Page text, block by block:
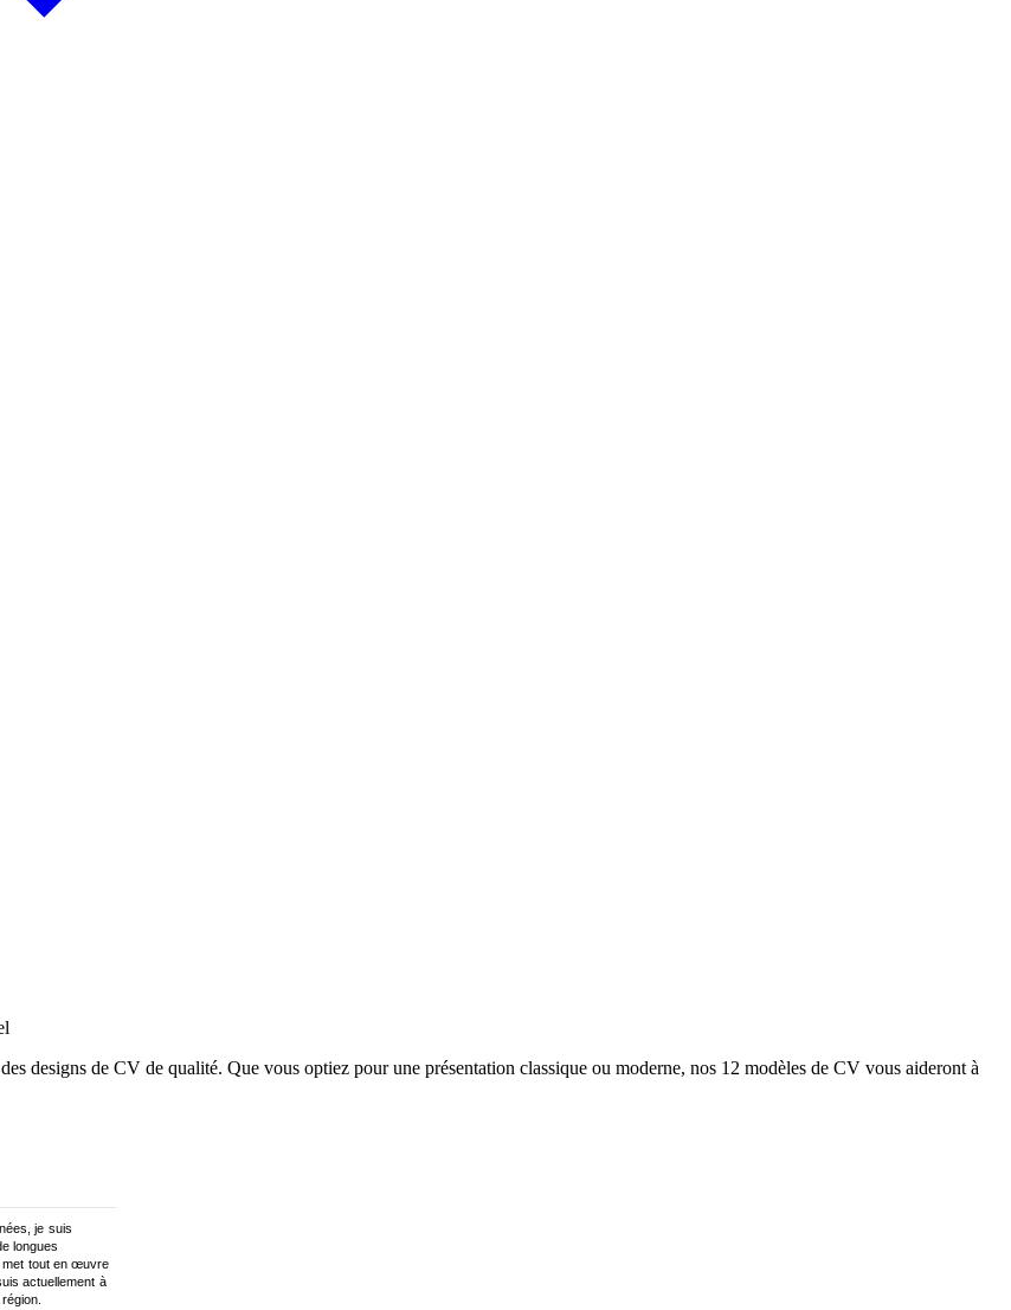
designs de CV de qualité. Que vous optiez pour une présentation classique ou moderne, nos 12 modèles de CV vous aideront à